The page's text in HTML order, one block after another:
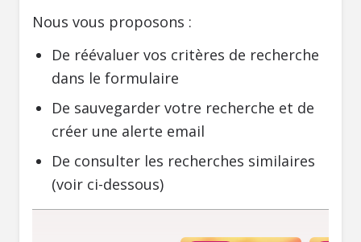
Nous vous proposons :
De réévaluer vos critères de recherche
dans le formulaire
De sauvegarder votre recherche et de
créer une alerte email
De consulter les recherches similaires
(voir ci-dessous)